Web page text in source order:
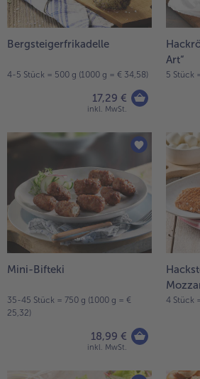
- 5 € beim Kauf von 7
Bergsteigerfrikadelle
4-5 Stück = 500 g (1000 g = € 34,58)
17,29 €
inkl. MwSt.
Art“
5 Stück
Mini-Bifteki
35-45 Stück = 750 g (1000 g = €
25,32)
18,99 €
inkl. MwSt.
4 Stück